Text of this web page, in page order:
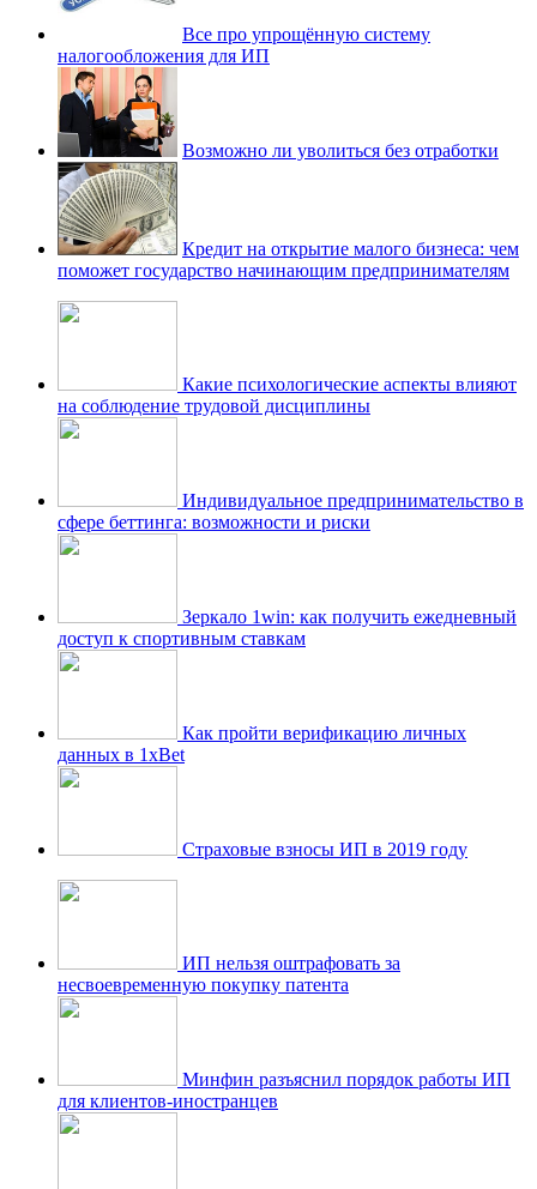
Все про упрощённую систему
налогообложения для ИП
Возможно ли уволиться без отработки
Кредит на открытие малого бизнеса: чем
поможет государство начинающим предпринимателям
Какие психологические аспекты влияют
на соблюдение трудовой дисциплины
Индивидуальное предпринимательство в
сфере беттинга: возможности и риски
Зеркало 1win: как получить ежедневный
доступ к спортивным ставкам
Как пройти верификацию личных
данных в 1xBet
Страховые взносы ИП в 2019 году
ИП нельзя оштрафовать за
несвоевременную покупку патента
Минфин разъяснил порядок работы ИП
для клиентов-иностранцев